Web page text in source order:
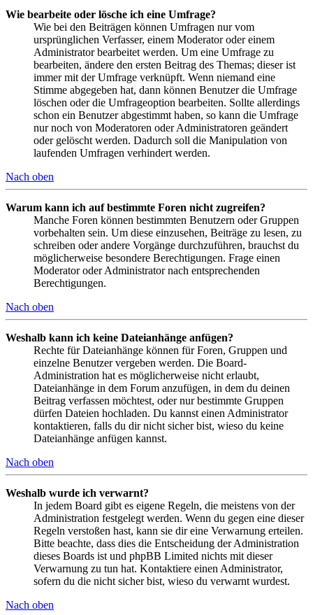
Wie bearbeite oder lösche ich eine Umfrage?
Wie bei den Beiträgen können Umfragen nur vom
ursprünglichen Verfasser, einem Moderator oder einem
Administrator bearbeitet werden. Um eine Umfrage zu
bearbeiten, ändere den ersten Beitrag des Themas; dieser ist
immer mit der Umfrage verknüpft. Wenn niemand eine
Stimme abgegeben hat, dann können Benutzer die Umfrage
löschen oder die Umfrageoption bearbeiten. Sollte allerdings
schon ein Benutzer abgestimmt haben, so kann die Umfrage
nur noch von Moderatoren oder Administratoren geändert
oder gelöscht werden. Dadurch soll die Manipulation von
laufenden Umfragen verhindert werden.
Nach oben
Warum kann ich auf bestimmte Foren nicht zugreifen?
Manche Foren können bestimmten Benutzern oder Gruppen
vorbehalten sein. Um diese einzusehen, Beiträge zu lesen, zu
schreiben oder andere Vorgänge durchzuführen, brauchst du
möglicherweise besondere Berechtigungen. Frage einen
Moderator oder Administrator nach entsprechenden
Berechtigungen.
Nach oben
Weshalb kann ich keine Dateianhänge anfügen?
Rechte für Dateianhänge können für Foren, Gruppen und
einzelne Benutzer vergeben werden. Die Board-
Administration hat es möglicherweise nicht erlaubt,
Dateianhänge in dem Forum anzufügen, in dem du deinen
Beitrag verfassen möchtest, oder nur bestimmte Gruppen
dürfen Dateien hochladen. Du kannst einen Administrator
kontaktieren, falls du dir nicht sicher bist, wieso du keine
Dateianhänge anfügen kannst.
Nach oben
Weshalb wurde ich verwarnt?
In jedem Board gibt es eigene Regeln, die meistens von der
Administration festgelegt werden. Wenn du gegen eine dieser
Regeln verstoßen hast, kann sie dir eine Verwarnung erteilen.
Bitte beachte, dass dies die Entscheidung der Administration
dieses Boards ist und phpBB Limited nichts mit dieser
Verwarnung zu tun hat. Kontaktiere einen Administrator,
sofern du die nicht sicher bist, wieso du verwarnt wurdest.
Nach oben